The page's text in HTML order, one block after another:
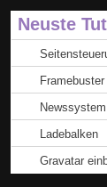
Neuste
Ladebalken
Gravatar